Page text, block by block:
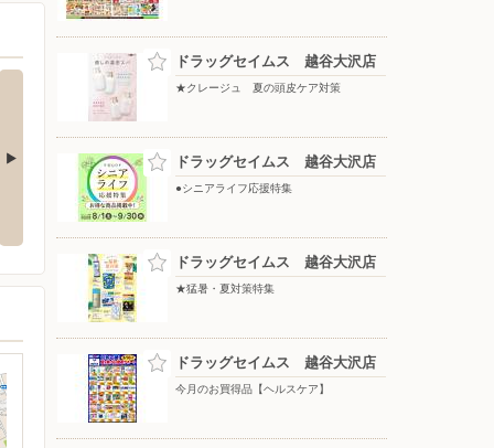
ドラッグセイムス 越谷大沢店
★クレージュ 夏の頭皮ケア対策
ドラッグセイムス 越谷大沢店
●シニアライフ応援特集
ドラッグセイムス 越谷大沢店
★猛暑・夏対策特集
ドラッグセイムス 越谷大沢店
今月のお買得品【ヘルスケア】